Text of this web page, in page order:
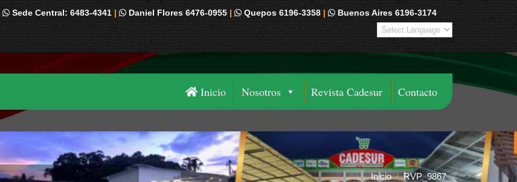
Sede Central: 6483-4341 | Daniel Flores 6476-0955 | Quepos 6196-3358 | Buenos Aires 6196-3174
Inicio Nosotros Revista Cadesur Contacto
Estás aquí: Inicio RVP_9867